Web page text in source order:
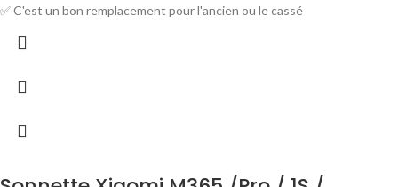
✅ C'est un bon remplacement pour l'ancien ou le cassé